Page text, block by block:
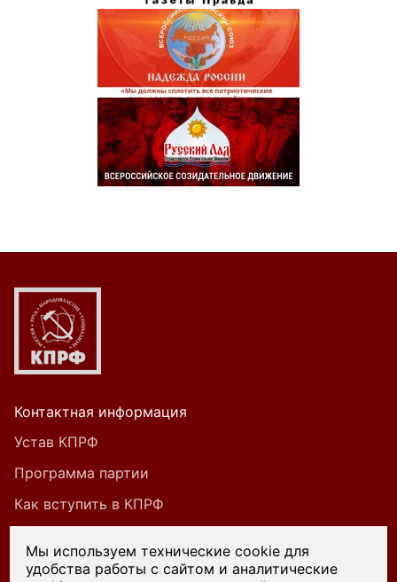
Контактная информация
Устав КПРФ
Программа партии
Как вступить в КПРФ
Мы используем технические cookie для
удобства работы с сайтом и аналитические